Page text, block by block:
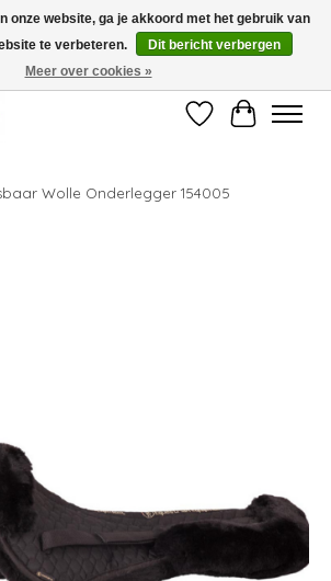
op het nummer 011/60.67.34 ofciba@skynet.be
Helchteren
Verlanglijst
Wolle Onderlegger 154005
onze website, ga je akkoord met het gebruik van
te verbeteren.
Dit bericht verbergen
Meer over cookies »